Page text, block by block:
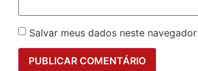
Salvar meus dados neste